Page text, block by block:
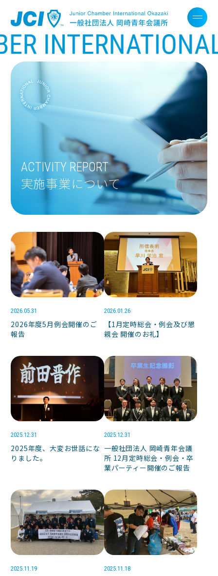
ACTIVITY REPORT
実施事業について
2026.05.31
2026年度5月例会開催のご
報告
2026.01.26
【1月定時総会・例会及び懇
親会 開催のお礼】
2025.12.31
2025年度、大変お世話にな
りました。
2025.12.31
一般社団法人 岡崎青年会議
所 12月定時総会・例会・卒
業パーティー開催のご報告
2025.11.19 2025.11.18